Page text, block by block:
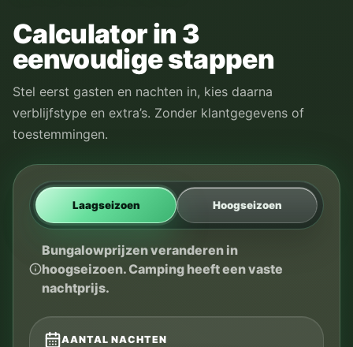
Calculator in 3
eenvoudige stappen
Stel eerst gasten en nachten in, kies daarna
verblijfstype en extra’s. Zonder klantgegevens of
toestemmingen.
Laagseizoen Hoogseizoen
Bungalowprijzen veranderen in
hoogseizoen. Camping heeft een vaste
nachtprijs.
AANTAL NACHTEN